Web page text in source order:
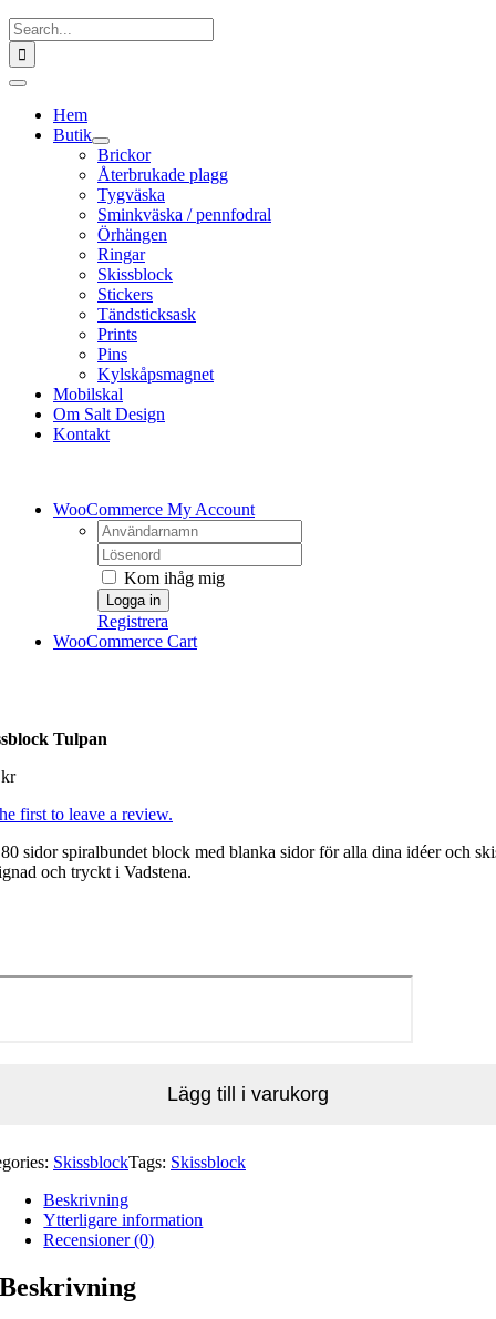
Fortsätt
till
innehållet
Sök
efter:
Toggle
Navigation
Hem
Butik
Brickor
Återbrukade plagg
Tygväska
Sminkväska / pennfodral
Örhängen
Ringar
Skissblock
Stickers
Tändsticksask
Prints
Pins
Kylskåpsmagnet
Mobilskal
Om Salt Design
Kontakt
WooCommerce My Account
Username:
Password:
Kom ihåg mig
Registrera
WooCommerce Cart
Tulpan
kr
first to leave a review.
sidor spiralbundet block med blanka sidor för alla dina idéer och
och tryckt i Vadstena.
Lägg till i varukorg
SkissblockTags: Skissblock
Beskrivning
Ytterligare information
Recensioner (0)
Beskrivning